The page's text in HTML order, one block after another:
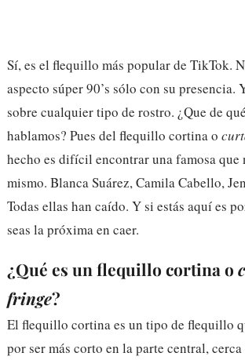
Sí, es el flequillo más popular de TikTok.
aspecto súper 90’s sólo con su presencia.
sobre cualquier tipo de rostro. ¿Que de
hablamos? Pues del flequillo cortina o
hecho es difícil encontrar una famosa que
mismo. Blanca Suárez, Camila Cabello,
Todas ellas han caído. Y si estás aquí es
seas la próxima en caer.
¿Qué es un flequillo cortina o
fringe?
El flequillo cortina es un tipo de flequillo
por ser más corto en la parte central,